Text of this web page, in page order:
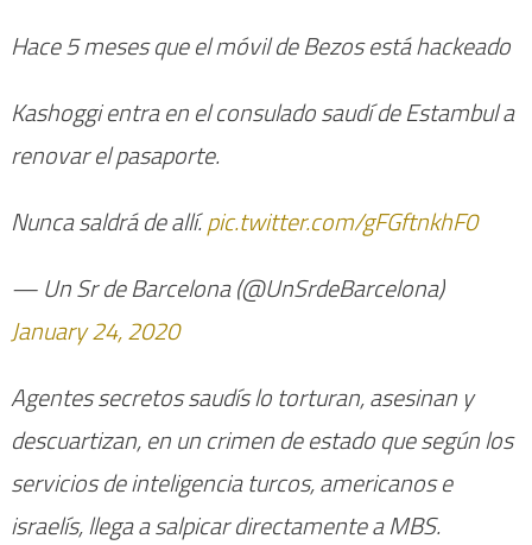
Hace 5 meses que el móvil de Bezos está hackeado
Kashoggi entra en el consulado saudí de Estambul a
renovar el pasaporte.
Nunca saldrá de allí.pic.twitter.com/gFGftnkhF0
— Un Sr de Barcelona (@UnSrdeBarcelona)
January 24, 2020
Agentes secretos saudís lo torturan, asesinan y
descuartizan, en un crimen de estado que según los
servicios de inteligencia turcos, americanos e
israelís, llega a salpicar directamente a MBS.